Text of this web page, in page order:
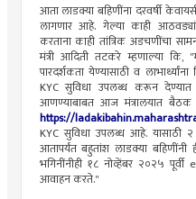
आता लाडक्या बहि‍णींना दरवर्षी
लागणार आहे. गेल्या काही
करताना काही तांत्रिक अडचणींचा
मंत्री आदिती तटकरे म्हणाल्या कि,
पारदर्शकता येण्यासाठी व
KYC सुविधा उपलब्ध करून
आणण्याबाबत आज मंत्रालयात
https://
KYC सुविधा उपलब्ध आहे. यासाठी
आतापर्यंत बहुतांश लाडक्या बहिणींनी
भगिनींनीही १८ नोव्हेंबर २०२५ पूर्वी
आवाहन करते."